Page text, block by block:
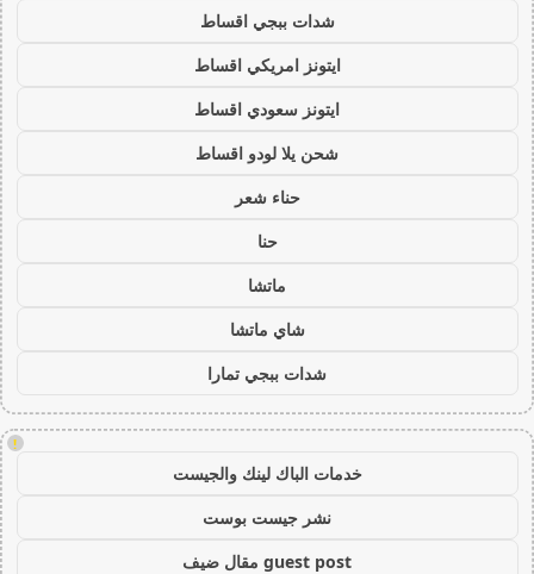
شدات ببجي اقساط
ايتونز امريكي اقساط
ايتونز سعودي اقساط
شحن يلا لودو اقساط
حناء شعر
حنا
ماتشا
شاي ماتشا
شدات ببجي تمارا
!
خدمات الباك لينك والجيست
نشر جيست بوست
guest post مقال ضيف